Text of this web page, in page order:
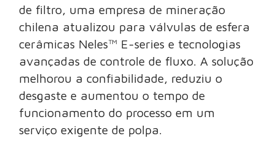
de filtro, uma empresa de mineração
chilena atualizou para válvulas de esfera
cerâmicas Neles™ E-series e tecnologias
avançadas de controle de fluxo. A solução
melhorou a confiabilidade, reduziu o
desgaste e aumentou o tempo de
funcionamento do processo em um
serviço exigente de polpa.